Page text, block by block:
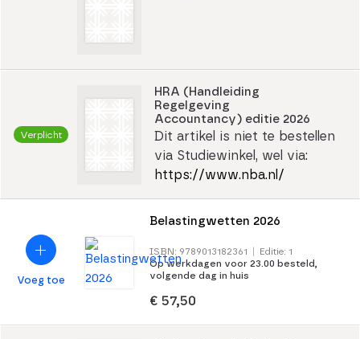
Verplicht
HRA (Handleiding
Regelgeving
Accountancy) editie 2026
Dit artikel is niet te bestellen
via Studiewinkel, wel via:
https://www.nba.nl/
Voeg toe
Belastingwetten 2026
ISBN: 9789013182361
Editie: 1
Op werkdagen voor 23.00 besteld,
volgende dag in huis
€ 57,50